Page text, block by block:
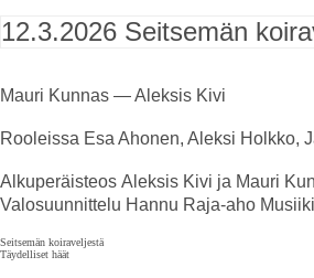
12.3.2026 Seitsemän
Mauri Kunnas — Aleksis Kivi
Rooleissa Esa Ahonen, Aleksi Holkko,
Alkuperäisteos Aleksis Kivi ja Mauri
Valosuunnittelu Hannu Raja-aho
Seitsemän koiraveljestä
Täydelliset häät